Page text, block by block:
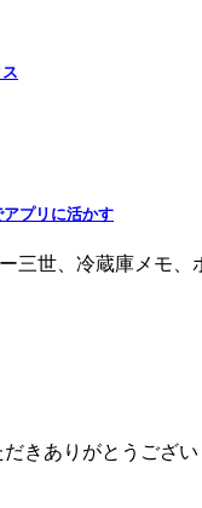
プリに活かす
三世、冷蔵庫メモ、
きありがとうござ